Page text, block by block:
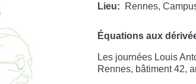
Lieu
Rennes,
Équations aux
Les journées Louis
Rennes, bâtiment 42,